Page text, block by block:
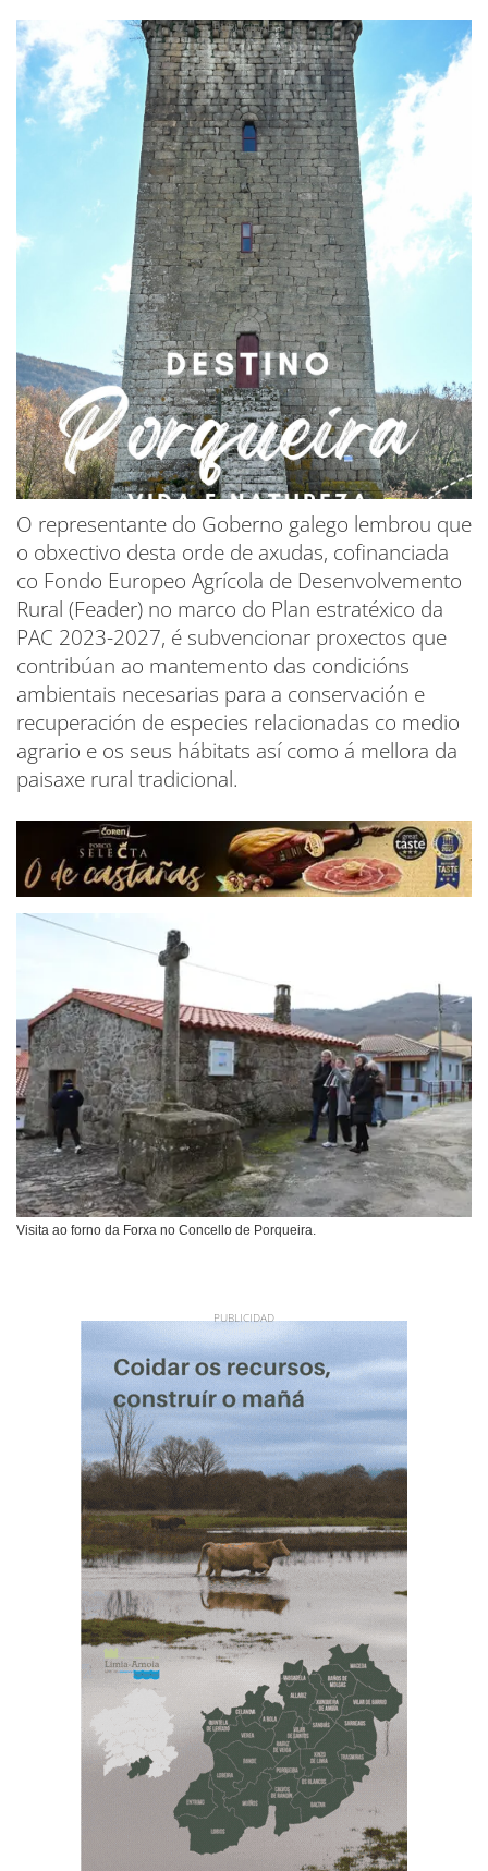
O representante do Goberno galego lembrou que
o obxectivo desta orde de axudas, cofinanciada
co Fondo Europeo Agrícola de Desenvolvemento
Rural (Feader) no marco do Plan estratéxico da
PAC 2023-2027, é subvencionar proxectos que
contribúan ao mantemento das condicións
ambientais necesarias para a conservación e
recuperación de especies relacionadas co medio
agrario e os seus hábitats así como á mellora da
paisaxe rural tradicional.
Visita ao forno da Forxa no Concello de Porqueira.